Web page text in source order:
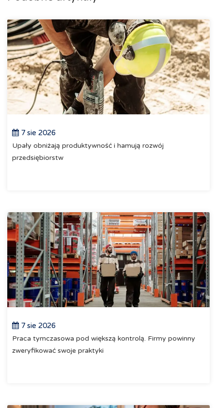
7 sie 2026
Upały obniżają produktywność i hamują rozwój
przedsiębiorstw
7 sie 2026
Praca tymczasowa pod większą kontrolą. Firmy powinny
zweryfikować swoje praktyki